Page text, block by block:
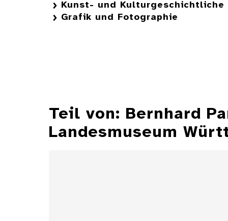
Kunst- und Kulturgeschichtliche
Grafik und Fotographie
Teil von: Bernhard
Landesmuseum